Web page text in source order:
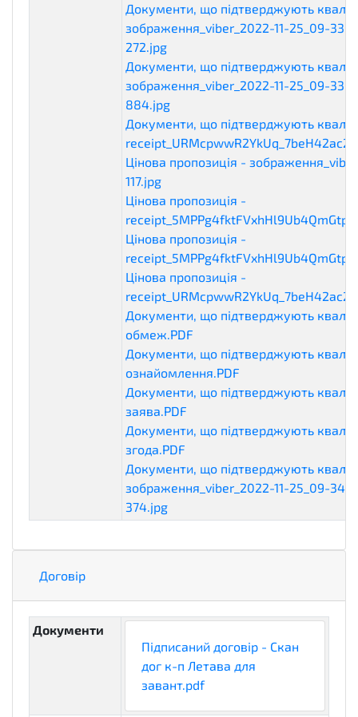
Документи, що підтверджують
зображення_viber_2022-11-25_09-33-
272.jpg
Документи, що підтверджують
зображення_viber_2022-11-25_09-33-
884.jpg
Документи, що підтверджують
Цінова пропозиція -
117.jpg
Цінова пропозиція -
Цінова пропозиція -
Цінова пропозиція -
Документи, що підтверджують
обмеж.PDF
Документи, що підтверджують
ознайомлення.PDF
Документи, що підтверджують
заява.PDF
Документи, що підтверджують
згода.PDF
Документи, що підтверджують
зображення_viber_2022-11-25_09-34-
374.jpg
Договір
Документи
Підписаний договір - Скан
дог к-п Летава для
завант.pdf